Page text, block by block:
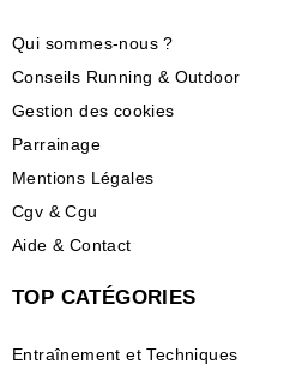
Qui sommes-nous ?
Conseils Running & Outdoor
Gestion des cookies
Parrainage
Mentions Légales
Cgv & Cgu
Aide & Contact
TOP CATÉGORIES
Entraînement et Techniques